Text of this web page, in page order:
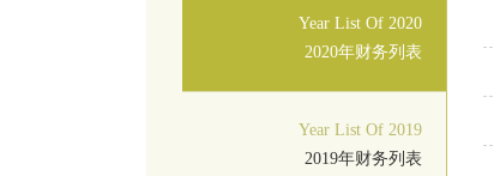
Year List Of 2020
2020年财务列表
Year List Of 2019
2019年财务列表